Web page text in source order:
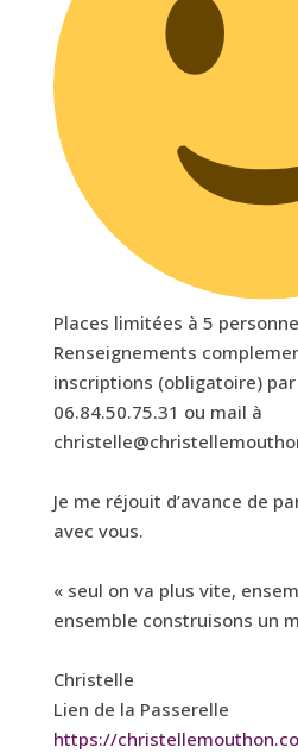
Places limitées à 5
Renseignements
inscriptions (obligatoire)
06.84.50.75.31 ou mail à
Je me réjouit d’avance de
avec vous.
« seul on va plus vite,
ensemble construisons un
Christelle
Lien de la Passerelle
https://